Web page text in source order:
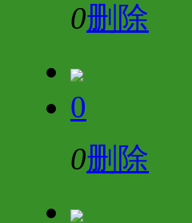
0删除
0
0删除